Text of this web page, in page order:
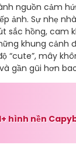
nguồn cảm
ảnh. Sự nhẹ
sắc hồng, cam
khung cảnh
“cute”, mây
gần gũi hơn
hình nền